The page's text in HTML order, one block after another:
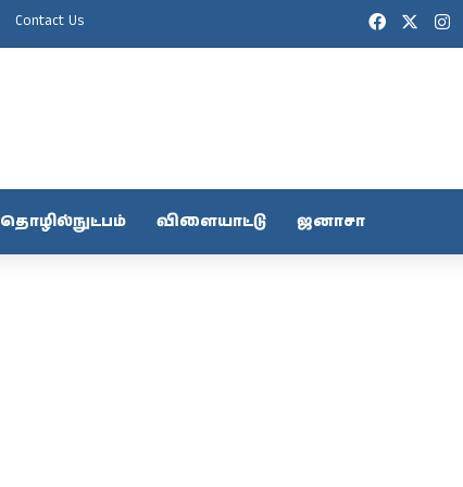
Contact Us Facebook
தொழில்நுட்பம் விளையாட்டு ஜனாசா